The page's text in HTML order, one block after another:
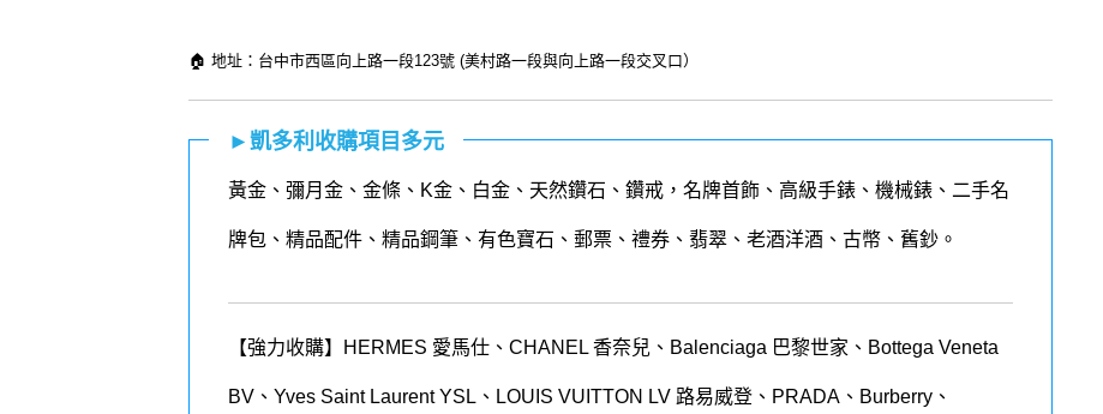
🏠 地址：台中市西區向上路一段123號 (美村路一段與向上路一段交叉口）
►凱多利收購項目多元
黃金 、 彌月金 、 金條 、K金、白金、天然鑽石、鑽戒，名牌首飾、高級手錶、機械錶、二手名
牌包、精品配件、精品鋼筆、有色寶石、郵票、禮券、翡翠、老酒洋酒、古幣、舊鈔。
【強力收購】HERMES 愛馬仕、CHANEL 香奈兒、Balenciaga 巴黎世家、Bottega Veneta
BV、Yves Saint Laurent YSL、LOUIS VUITTON LV 路易威登、PRADA、Burberry、